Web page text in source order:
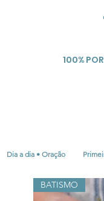
100%
Dia a dia • Oração
BATISMO